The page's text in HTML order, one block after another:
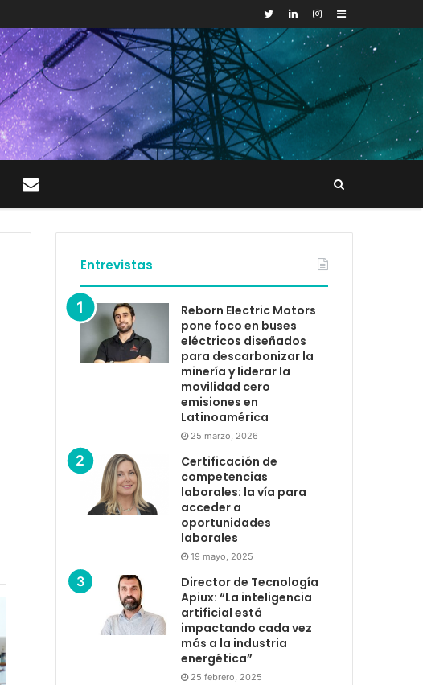
Sidebar
Entrevistas
Reborn Electric Motors
pone foco en buses
eléctricos diseñados
para descarbonizar la
minería y liderar la
movilidad cero
emisiones en
Latinoamérica
25 marzo, 2026
Certificación de
competencias
laborales: la vía para
acceder a
oportunidades
laborales
19 mayo, 2025
Director de Tecnología
Apiux: “La inteligencia
artificial está
impactando cada vez
más a la industria
energética”
25 febrero, 2025